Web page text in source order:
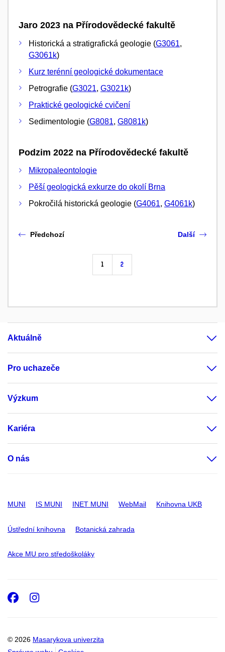
Jaro 2023 na Přírodovědecké fakultě
Historická a stratigrafická geologie (G3061,
G3061k)
Kurz terénní geologické dokumentace
Petrografie (G3021, G3021k)
Praktické geologické cvičení
Sedimentologie (G8081, G8081k)
Podzim 2022 na Přírodovědecké fakultě
Mikropaleontologie
Pěší geologická exkurze do okolí Brna
Pokročilá historická geologie (G4061, G4061k)
Předchozí
1 2
Další
Aktuálně
Pro uchazeče
Výzkum
Kariéra
O nás
MUNI IS MUNI INET MUNI WebMail Knihovna UKB
Ústřední knihovna Botanická zahrada
Akce MU pro středoškoláky
© 2026 Masarykova univerzita
Facebook
Instagram